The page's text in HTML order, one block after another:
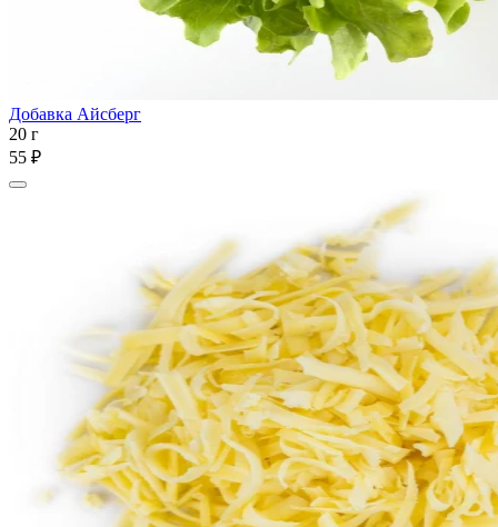
Добавка Айсберг
20 г
55 ₽